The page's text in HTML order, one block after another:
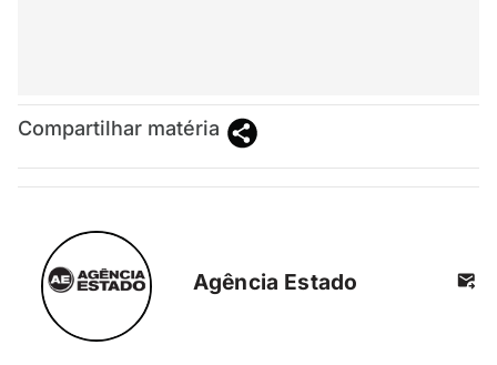
Compartilhar matéria
Agência Estado